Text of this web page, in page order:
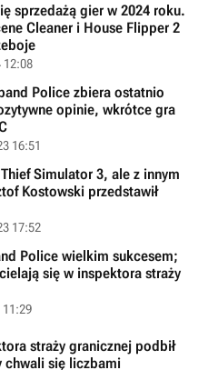
sprzedażą gier w 2024 roku.
Cleaner i House Flipper 2
12:08
Police zbiera ostatnio
opinie, wkrótce gra
16:51
Simulator 3, ale z innym
Kostowski przedstawił
17:52
Police wielkim sukcesem;
się w inspektora straży
11:29
straży granicznej podbił
chwali się liczbami